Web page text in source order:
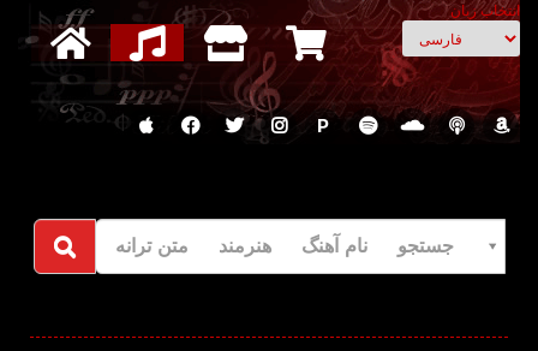
انتخاب زبان
P
جستجو نام آهنگ هنرمند متن ترانه